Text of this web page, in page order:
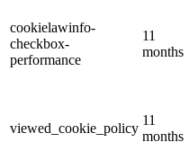
cookielawinfo-
checkbox-
performance
11
months
viewed_cookie_policy
11
months